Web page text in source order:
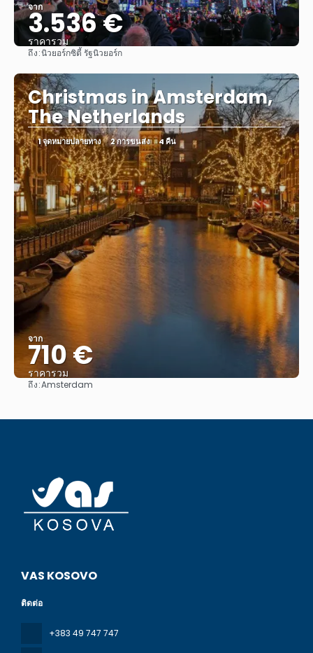
จาก
3.536 €
ราคารวม
ถึง:นิวยอร์กซิตี้ รัฐนิวยอร์ก
Christmas in Amsterdam,
The Netherlands
1 จุดหมายปลายทาง 2 การขนส่ง 4 คืน
จาก
710 €
ราคารวม
ถึง:Amsterdam
VAS KOSOVO
ติดต่อ
+383 49 747 747